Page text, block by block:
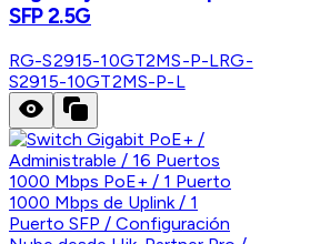
SFP 2.5G
RG-S2915-10GT2MS-P-LRG-
S2915-10GT2MS-P-L